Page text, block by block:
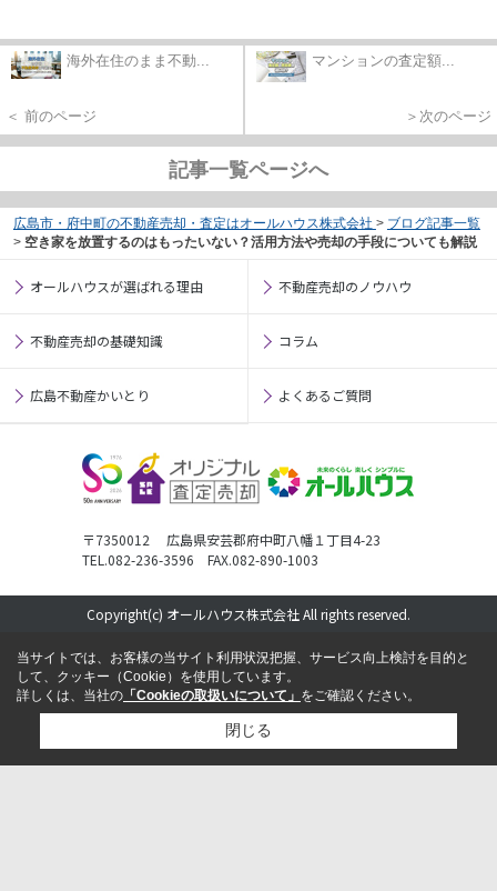
海外在住のまま不動...
＜ 前のページ
マンションの査定額...
＞次のページ
記事一覧ページへ
広島市・府中町の不動産売却・査定はオールハウス株式会社 > ブログ記事一覧
> 空き家を放置するのはもったいない？活用方法や売却の手段についても解説
オールハウスが選ばれる理由 不動産売却のノウハウ
不動産売却の基礎知識 コラム
広島不動産かいとり よくあるご質問
〒7350012 広島県安芸郡府中町八幡１丁目4-23
TEL.082-236-3596 FAX.082-890-1003
Copyright(c) オールハウス株式会社 All rights reserved.
当サイトでは、お客様の当サイト利用状況把握、サービス向上検討を目的と
して、クッキー（Cookie）を使用しています。
詳しくは、当社の 「Cookieの取扱いについて」 をご確認ください。
閉じる